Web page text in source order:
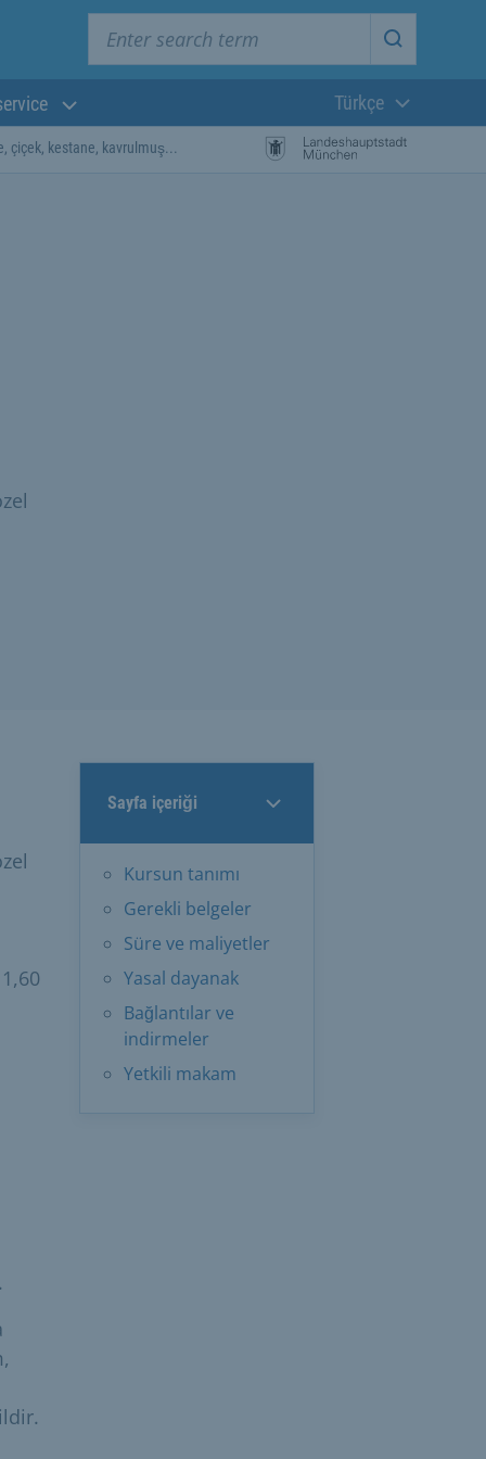
Start
Güncel dil:
Türkçe
çiçek, kestane, kavrulmuş...
Sayfa içeriği
Kursun tanımı
Gerekli belgeler
Süre ve maliyetler
Yasal dayanak
Bağlantılar ve
indirmeler
Yetkili makam